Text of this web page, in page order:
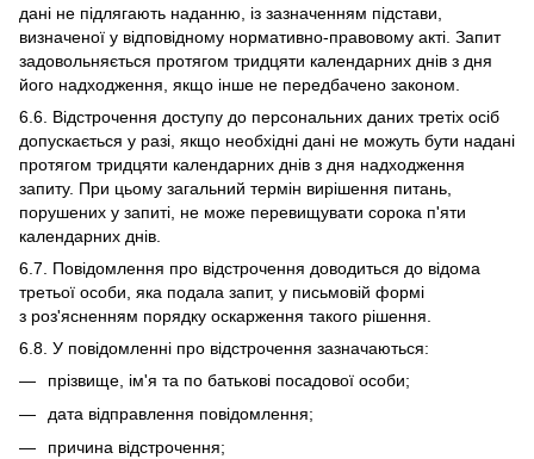
дані не підлягають наданню, із зазначенням підстави,
визначеної у відповідному нормативно-правовому акті. Запит
задовольняється протягом тридцяти календарних днів з дня
його надходження, якщо інше не передбачено законом.
6.6. Відстрочення доступу до персональних даних третіх осіб
допускається у разі, якщо необхідні дані не можуть бути надані
протягом тридцяти календарних днів з дня надходження
запиту. При цьому загальний термін вирішення питань,
порушених у запиті, не може перевищувати сорока п'яти
календарних днів.
6.7. Повідомлення про відстрочення доводиться до відома
третьої особи, яка подала запит, у письмовій формі
з роз'ясненням порядку оскарження такого рішення.
6.8. У повідомленні про відстрочення зазначаються:
прізвище, ім'я та по батькові посадової особи;
дата відправлення повідомлення;
причина відстрочення;